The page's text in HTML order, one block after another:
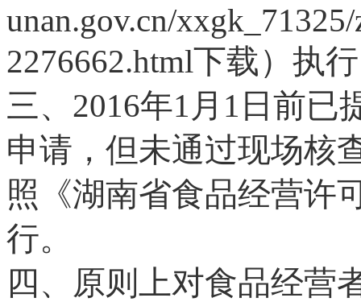
unan.gov.cn/
2276662.html下载）执行
三、 2016年1 月 1 日前已
申请 ， 但未通过现场核
照《湖南省食品经营许
行。
四、原则上对食品经营